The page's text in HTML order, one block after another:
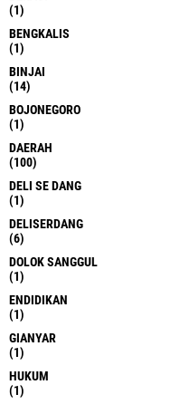
(1)
BENGKALIS
(1)
BINJAI
(14)
BOJONEGORO
(1)
DAERAH
(100)
DELI SE DANG
(1)
DELISERDANG
(6)
DOLOK SANGGUL
(1)
ENDIDIKAN
(1)
GIANYAR
(1)
HUKUM
(1)